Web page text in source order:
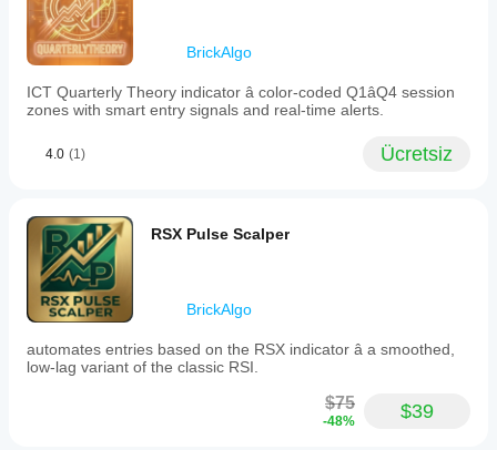
BrickAlgo
ICT Quarterly Theory indicator â color-coded Q1âQ4 session
zones with smart entry signals and real-time alerts.
4.0 (1) Ücretsiz
RSX Pulse Scalper
BrickAlgo
automates entries based on the RSX indicator â a smoothed,
low-lag variant of the classic RSI.
$75
-48% $39